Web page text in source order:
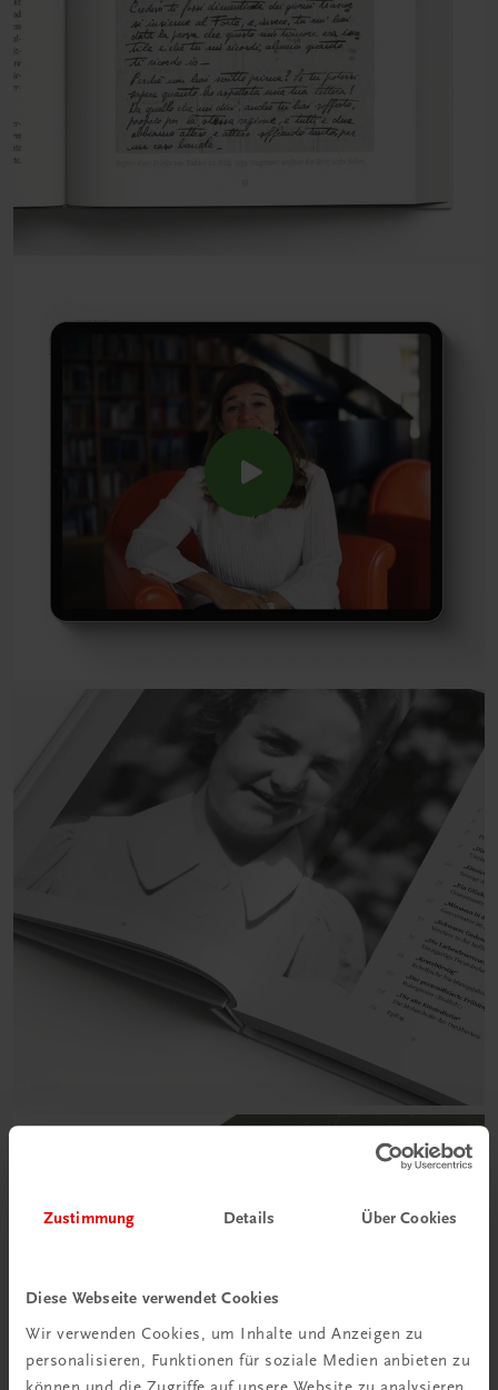
Zustimmung Details Über Cookies
Diese Webseite verwendet Cookies
Wir verwenden Cookies, um Inhalte und Anzeigen zu
personalisieren, Funktionen für soziale Medien anbieten zu